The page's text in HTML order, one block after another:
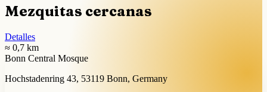
Mezquitas cercanas
Detalles
≈ 0,7 km
Bonn Central Mosque
Hochstadenring 43, 53119 Bonn, Germany